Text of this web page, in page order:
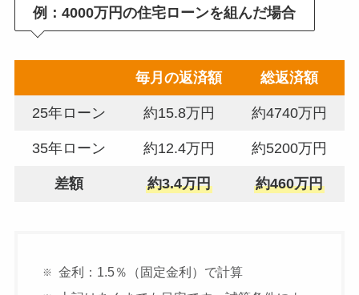
例：4000万円の住宅ローンを組んだ場合
毎月の返済額 総返済額
25年ローン 約15.8万円 約4740万円
35年ローン 約12.4万円 約5200万円
差額 約3.4万円 約460万円
金利：1.5％（固定金利）で計算